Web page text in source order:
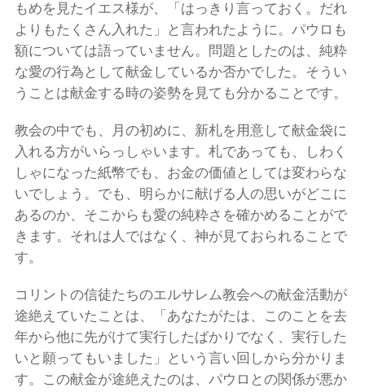
もめを見たイエス様が、「はっきり言っておく。だれ
よりもたくさん入れた」と言われたように。パウロも
額については語っていません。問題としたのは、純粋
な愛の行為として献金しているか否かでした。そうい
うことは献金する時の姿勢を見ても分かることです。
教会の中でも、月の初めに、新札を用意して献金袋に
入れる方がいらっしゃいます。札であっても、しわく
しゃになった紙幣でも、お金の価値としては変わらな
いでしょう。でも、明らかに献げる人の思いがどこに
あるのか、そこからも愛の純粋さを確かめることがで
きます。それは人ではなく、神が見ておられることで
す。
コリントの信徒たちのエルサレム教会への献金活動が
途絶えていたことは、「あなたがたは、このことを去
年から他に先がけて実行したばかりでなく、実行した
いと願ってもいました」という言い回しから分かりま
す。この献金が途絶えたのは、パウロとの関係が悪か